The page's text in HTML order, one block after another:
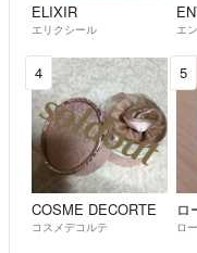
ELIXIR
エリクシール エ
4
COSME DECORTE
コスメデコルテ
5
ロ
ロ